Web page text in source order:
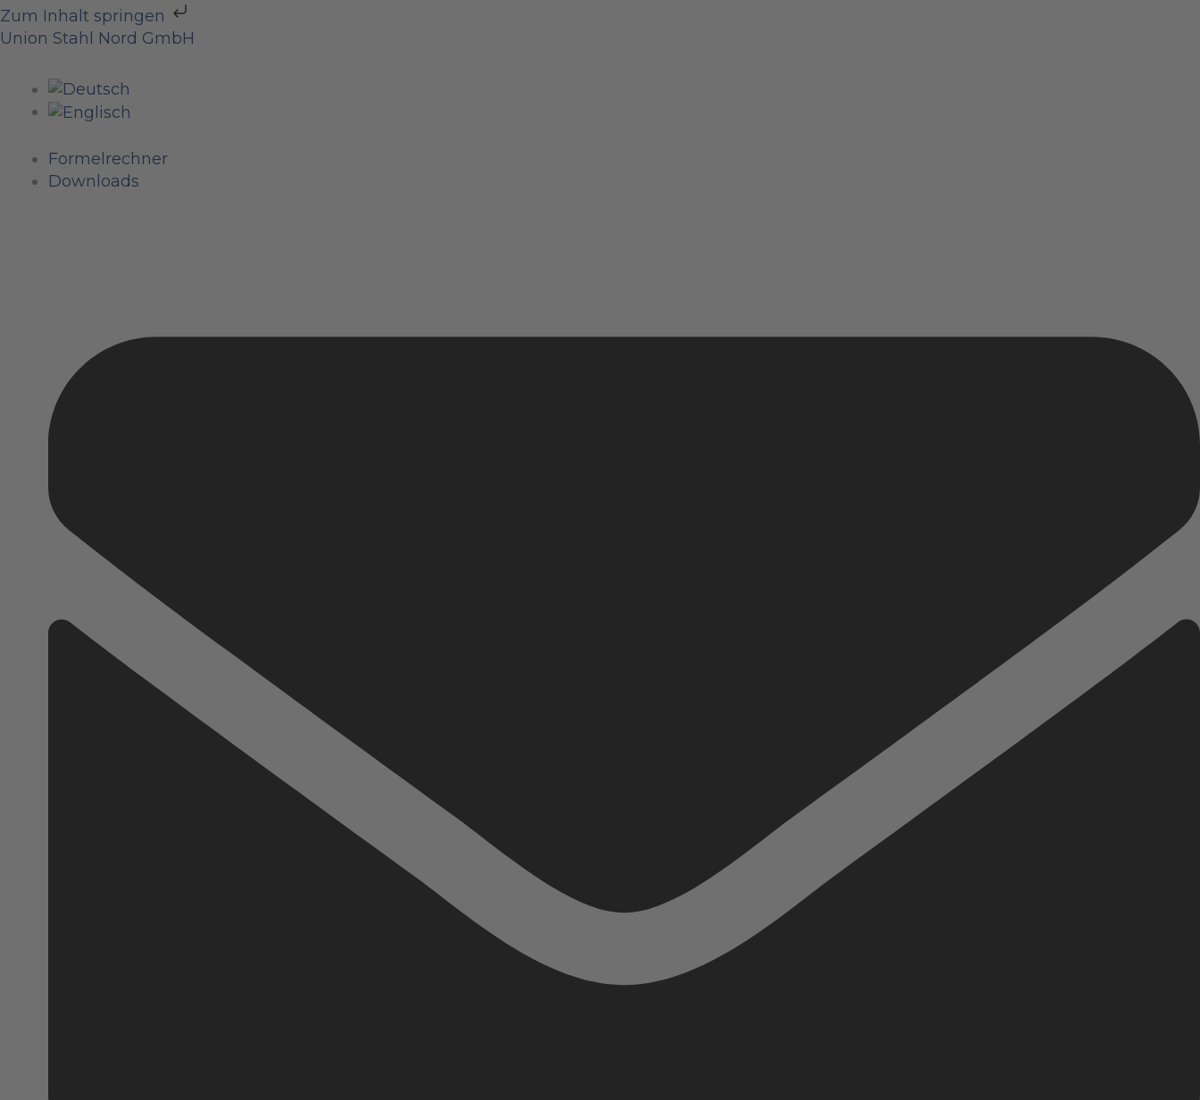
Zum Inhalt springen
Zum
Inhalt
Union Stahl Nord GmbH
Formelrechner
Downloads
Menü
Menü
Menü